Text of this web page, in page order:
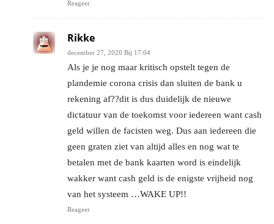
Reageer
Rikke
december 27, 2020 Bij 17:04
Als je je nog maar kritisch opstelt tegen de
plandemie corona crisis dan sluiten de bank u
rekening af??dit is dus duidelijk de nieuwe
dictatuur van de toekomst voor iedereen want cash
geld willen de facisten weg. Dus aan iedereen die
geen graten ziet van altijd alles en nog wat te
betalen met de bank kaarten word is eindelijk
wakker want cash geld is de enigste vrijheid nog
van het systeem …WAKE UP!!
Reageer